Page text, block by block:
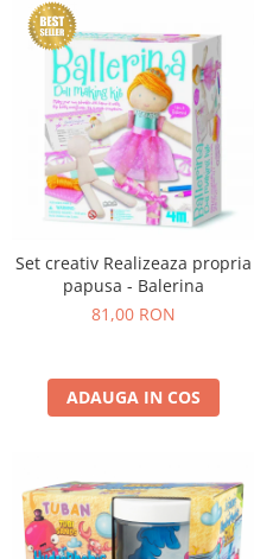
Set creativ Realizeaza propria
papusa - Balerina
81,00 RON
ADAUGA IN COS